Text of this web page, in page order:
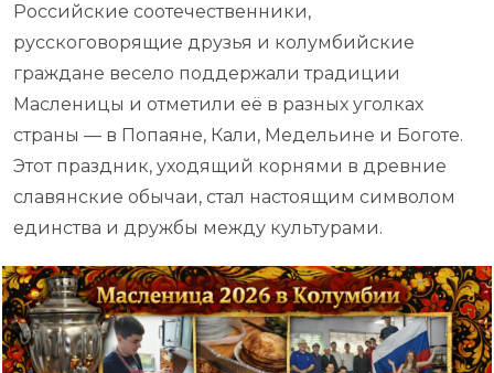
Российские соотечественники,
русскоговорящие друзья и колумбийские
граждане весело поддержали традиции
Масленицы и отметили её в разных уголках
страны — в Попаяне, Кали, Медельине и Боготе.
Этот праздник, уходящий корнями в древние
славянские обычаи, стал настоящим символом
единства и дружбы между культурами.